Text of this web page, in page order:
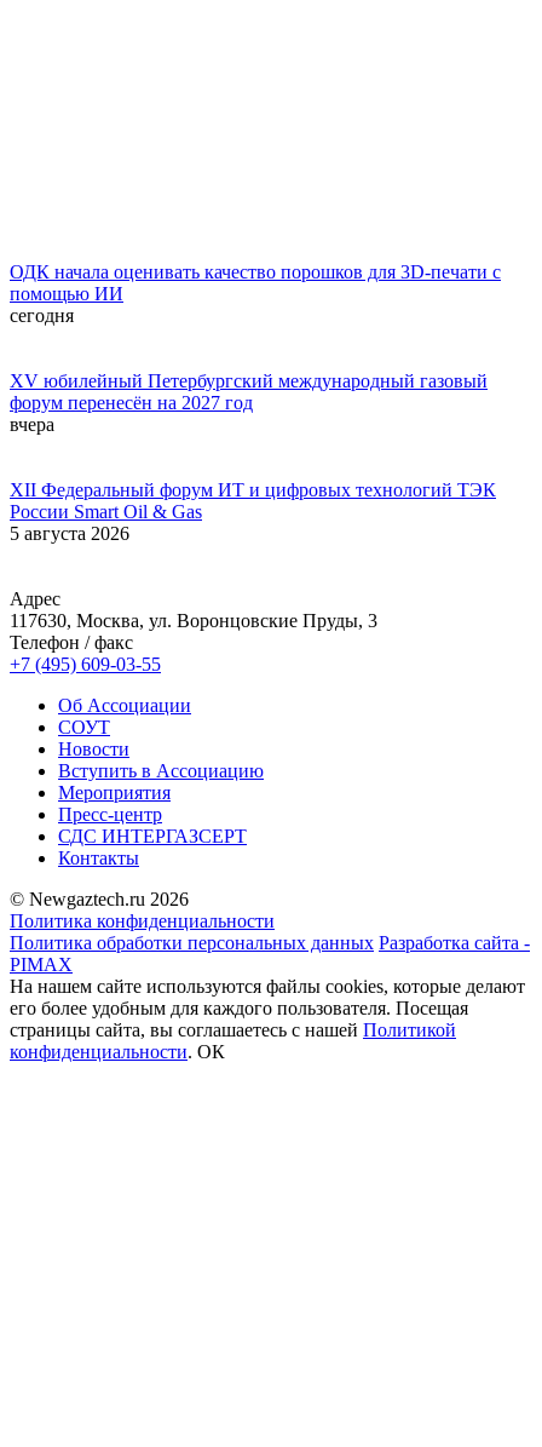
ОДК начала оценивать качество порошков для 3D-печати с
помощью ИИ
сегодня
XV юбилейный Петербургский международный газовый
форум перенесён на 2027 год
вчера
XII Федеральный форум ИТ и цифровых технологий ТЭК
России Smart Oil & Gas
5 августа 2026
Адрес
117630, Москва, ул. Воронцовские Пруды, 3
Телефон / факс
+7 (495) 609-03-55
Об Ассоциации
СОУТ
Новости
Вступить в Ассоциацию
Мероприятия
Пресс-центр
СДС ИНТЕРГАЗСЕРТ
Контакты
© Newgaztech.ru 2026
Политика конфиденциальности
Политика обработки персональных данных Разработка сайта -
PIMAX
На нашем сайте используются файлы cookies, которые делают
его более удобным для каждого пользователя. Посещая
страницы сайта, вы соглашаетесь c нашей Политикой
конфиденциальности. ОК